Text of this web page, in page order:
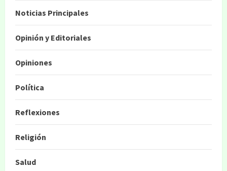
Noticias Principales
Opinión y Editoriales
Opiniones
Política
Reflexiones
Religión
Salud